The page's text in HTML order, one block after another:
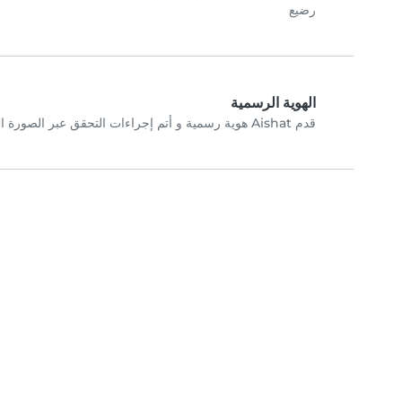
رضيع
الهوية الرسمية
قدم Aishat هوية رسمية و أتم إجراءات التحقق عبر الصورة الشخصية.